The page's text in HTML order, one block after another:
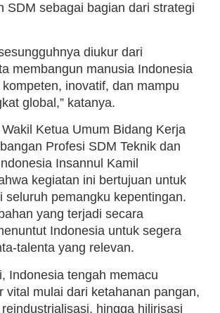
SDM sebagai bagian dari strategi
diukur dari
membangun manusia Indonesia
inovatif, dan mampu
global,” katanya.
Ketua Umum Bidang Kerja
Profesi SDM Teknik dan
Insannul Kamil
kegiatan ini bertujuan untuk
seluruh pemangku kepentingan.
yang terjadi secara
Indonesia untuk segera
talenta yang relevan.
Indonesia tengah memacu
vital mulai dari ketahanan pangan,
hingga hilirisasi